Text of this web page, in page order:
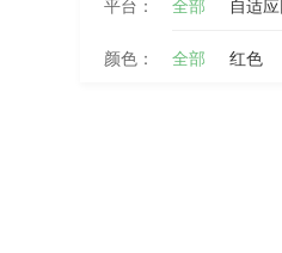
平台： 全部 自适
颜色： 全部 红色